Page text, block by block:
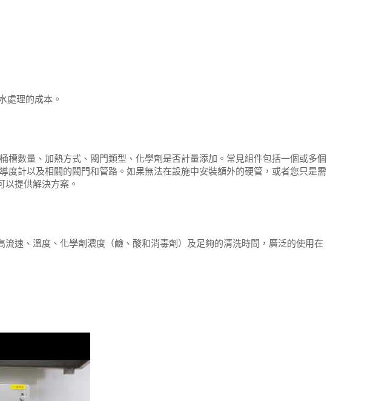
處理的成本。
槽數量、加熱方式、閥門類型、化學劑是否計量添加。常見組件包括一個或多個
度計以及相關的閥門和管路。如果無法在設施中安裝額外的硬管，或者您只是需
提供解決方案。
速、溫度、化學劑濃度（鹼、酸和消毒劑）及足夠的清洗時間，廣泛的使用在